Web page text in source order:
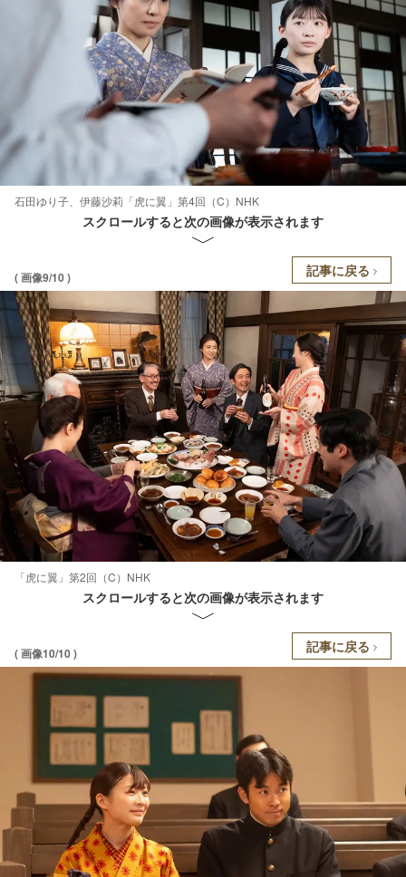
石田ゆり子、伊藤沙莉「虎に翼」第4回（C）NHK
スクロールすると次の画像が表示されます
( 画像9/10 ) 記事に戻る
「虎に翼」第2回（C）NHK
スクロールすると次の画像が表示されます
( 画像10/10 ) 記事に戻る